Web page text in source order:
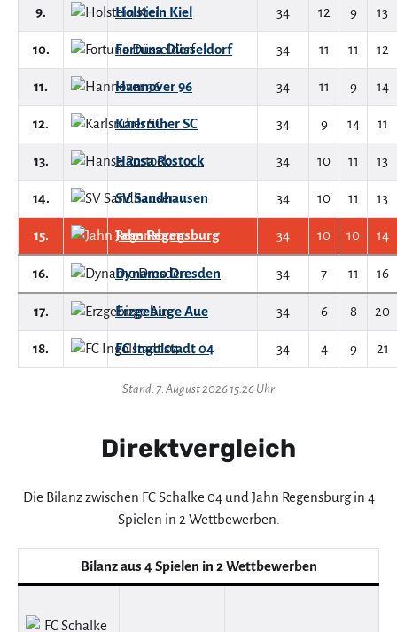
9. Holstein Kiel 34 12 9 13
10. Fortuna Düsseldorf 34 11 11 12
11. Hannover 96 34 11 9 14
12. Karlsruher SC 34 9 14 11
13. Hansa Rostock 34 10 11 13
14. SV Sandhausen 34 10 11 13
15. Jahn Regensburg 34 10 10 14
16. Dynamo Dresden 34 7 11 16
17. Erzgebirge Aue 34 6 8 20
18. FC Ingolstadt 04 34 4 9 21
Stand: 7. August 2026 15:26 Uhr
Direktvergleich
Die Bilanz zwischen FC Schalke 04 und Jahn Regensburg in 4
Spielen in 2 Wettbewerben.
Bilanz aus 4 Spielen in 2 Wettbewerben